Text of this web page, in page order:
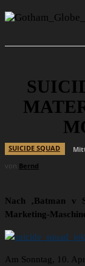
SUICIDE SQUAD
von Bernd
Nach ‚Batman v
Marketing-
Am Sonntag, 10.